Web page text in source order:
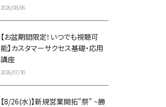
2026/08/06
【お盆期間限定！いつでも視聴可
能】カスタマーサクセス基礎・応用
講座
2026/07/30
【8/26(水)】新規営業開拓"祭" ~勝